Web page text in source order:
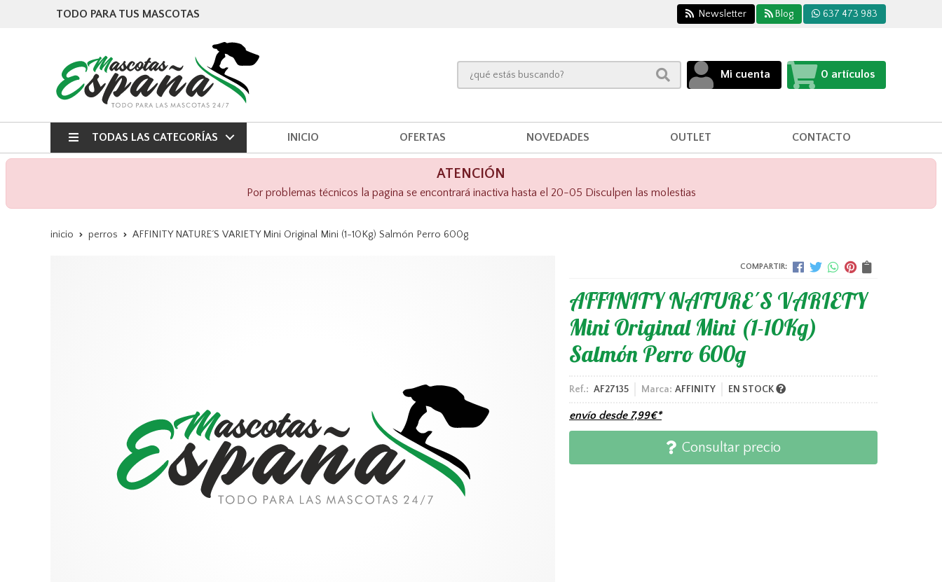
TODO PARA TUS MASCOTAS Newsletter Blog 637 473 983
Mi cuenta 0 artículos
TODAS LAS CATEGORÍAS INICIO OFERTAS NOVEDADES OUTLET CONTACTO
ATENCIÓN
Por problemas técnicos la pagina se encontrará inactiva hasta el 20-05 Disculpen las molestias
inicio perros AFFINITY NATURE´S VARIETY Mini Original Mini (1-10Kg) Salmón Perro 600g
COMPARTIR:
AFFINITY NATURE´S VARIETY
Mini Original Mini (1-10Kg)
Salmón Perro 600g
Ref.: AF27135 Marca: AFFINITY EN STOCK
envío desde 7,99€*
Consultar precio